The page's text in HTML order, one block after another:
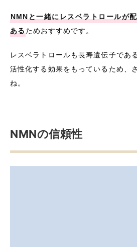
NMNと一緒にレスベラトロールが
ある ためおすすめです。
レスベラトロールも長寿遺伝子であ
活性化する効果をもっているため、
ね。
NMNの信頼性